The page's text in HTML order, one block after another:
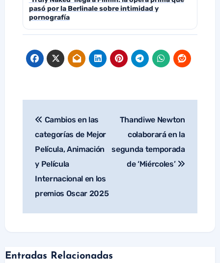
pasó por la Berlinale sobre intimidad y
pornografía
Navegación
entradas
Cambios en las
categorías de Mejor
Película, Animación
y Película
Internacional en los
premios Oscar 2025
Thandiwe Newton
colaborará en la
segunda temporada
de ‘Miércoles’
Entradas Relacionadas